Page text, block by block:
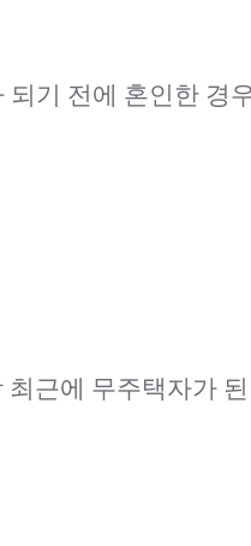
기 전에 혼인한 경
근에 무주택자가